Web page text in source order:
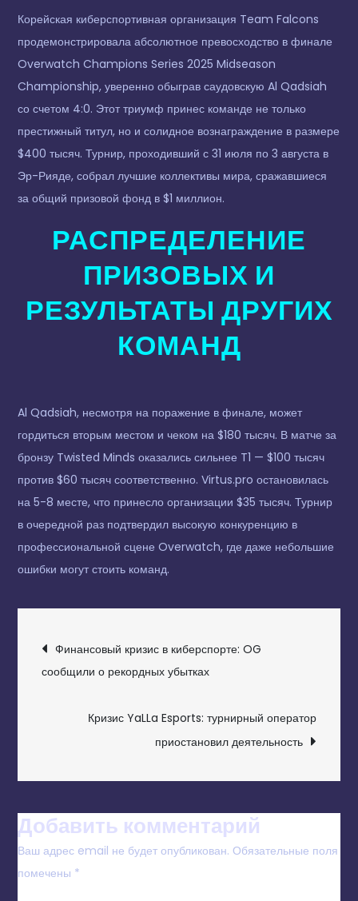
Корейская киберспортивная организация Team Falcons
продемонстрировала абсолютное превосходство в финале
Overwatch Champions Series 2025 Midseason
Championship, уверенно обыграв саудовскую Al Qadsiah
со счетом 4:0. Этот триумф принес команде не только
престижный титул, но и солидное вознаграждение в размере
$400 тысяч. Турнир, проходивший с 31 июля по 3 августа в
Эр-Рияде, собрал лучшие коллективы мира, сражавшиеся
за общий призовой фонд в $1 миллион.
РАСПРЕДЕЛЕНИЕ
ПРИЗОВЫХ И
РЕЗУЛЬТАТЫ ДРУГИХ
КОМАНД
Al Qadsiah, несмотря на поражение в финале, может
гордиться вторым местом и чеком на $180 тысяч. В матче за
бронзу Twisted Minds оказались сильнее T1 — $100 тысяч
против $60 тысяч соответственно. Virtus.pro остановилась
на 5-8 месте, что принесло организации $35 тысяч. Турнир
в очередной раз подтвердил высокую конкуренцию в
профессиональной сцене Overwatch, где даже небольшие
ошибки могут стоить команд.
НАВИГАЦИЯ
ПО
ЗАПИСЯМ
Финансовый кризис в киберспорте: OG
сообщили о рекордных убытках
Кризис YaLLa Esports: турнирный оператор
приостановил деятельность
Добавить комментарий
Ваш адрес email не будет опубликован. Обязательные поля
помечены *